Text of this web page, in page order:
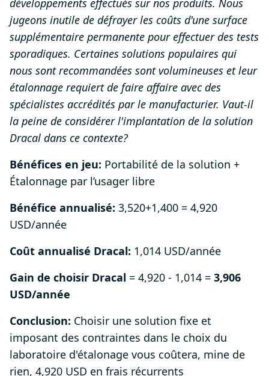
développements effectués sur nos produits. Nous
jugeons inutile de défrayer les coûts d'une surface
supplémentaire permanente pour effectuer des tests
sporadiques. Certaines solutions populaires qui
nous sont recommandées sont volumineuses et leur
étalonnage requiert de faire affaire avec des
spécialistes accrédités par le manufacturier. Vaut-il
la peine de considérer l'implantation de la solution
Dracal dans ce contexte?
Bénéfices en jeu: Portabilité de la solution +
Étalonnage par l’usager libre
Bénéfice annualisé: 3,520+1,400 = 4,920
USD/année
Coût annualisé Dracal: 1,014 USD/année
Gain de choisir Dracal = 4,920 - 1,014 = 3,906
USD/année
Conclusion: Choisir une solution fixe et
imposant des contraintes dans le choix du
laboratoire d'étalonage vous coûtera, mine de
rien, 4,920 USD en frais récurrents